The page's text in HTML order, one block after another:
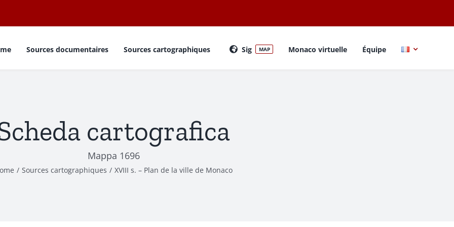
Sources documentaires Sources cartographiques Sig MAP Monaco virtuelle Équipe
cartografica
Mappa 1696
Sources cartographiques XVIII s. – Plan de la ville de Monaco